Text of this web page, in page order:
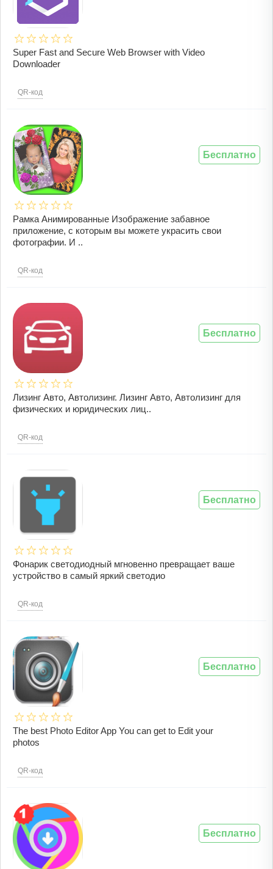
Super Fast and Secure Web Browser with Video
Downloader
QR-код
Рамка Анимированные Изображение забавное
приложение, с которым вы можете украсить свои
фотографии. И ..
QR-код
Бесплатно
Лизинг Авто, Автолизинг. Лизинг Авто, Автолизинг для
физических и юридических лиц..
QR-код
Бесплатно
Фонарик светодиодный мгновенно превращает ваше
устройство в самый яркий светодио
QR-код
Бесплатно
The best Photo Editor App You can get to Edit your
photos
QR-код
Бесплатно
Бесплатно